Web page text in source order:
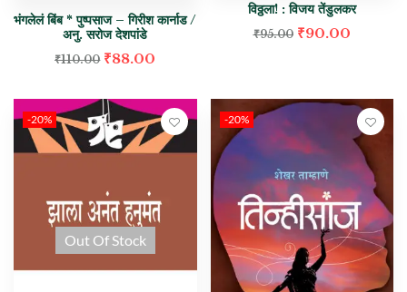
भंगलेलं बिंब * पुष्पसाज – गिरीश कार्नाड /
अनु. सरोज देशपांडे
₹110.00 ₹88.00
विठ्ठला! : विजय तेंडुलकर
₹95.00 ₹90.00
-20%
Out Of Stock
-20%